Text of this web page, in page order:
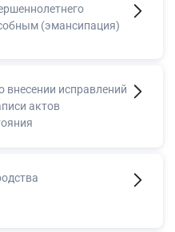
(эмансипация)
внесении исправлений
актов